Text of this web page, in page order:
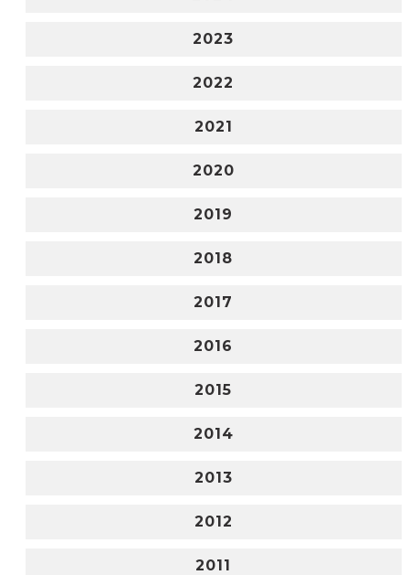
2023
2022
2021
2020
2019
2018
2017
2016
2015
2014
2013
2012
2011